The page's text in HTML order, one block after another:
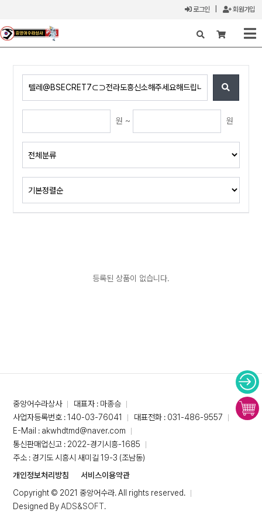
로그인 회원가입
X
원 ~ 원
등록된 상품이 없습니다.
중앙어수라상사
대표자 : 마종승
사업자등록번호 : 140-03-76041
대표전화 : 031-486-9557
E-Mail : akwhdtmd@naver.com
통신판매업신고 : 2022-경기시흥-1685
주소 : 경기도 시흥시 새미길 19-3 (조남동)
개인정보처리방침
서비스이용약관
Copyright © 2021 중앙어수라. All rights reserved.
Designed ByADS&SOFT.